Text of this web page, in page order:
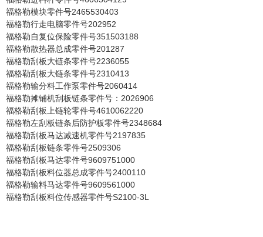
福格勒模块零件号2465530403
福格勒行走电脑零件号202952
福格勒自复位保险零件号351503188
福格勒散热器总成零件号201287
福格勒刮板大链条零件号2236055
福格勒刮板大链条零件号2310413
福格勒输分料工作泵零件号2060414
福格勒摊铺机刮板链条零件号：2026906
福格勒刮板上链轮零件号4610062220
福格勒左刮板链条后防护板零件号2348684
福格勒刮板马达减速机零件号2197835
福格勒刮板链条零件号2509306
福格勒刮板马达零件号9609751000
福格勒刮板料位器总成零件号2400110
福格勒输料马达零件号9609561000
福格勒刮板料位传感器零件号S2100-3L